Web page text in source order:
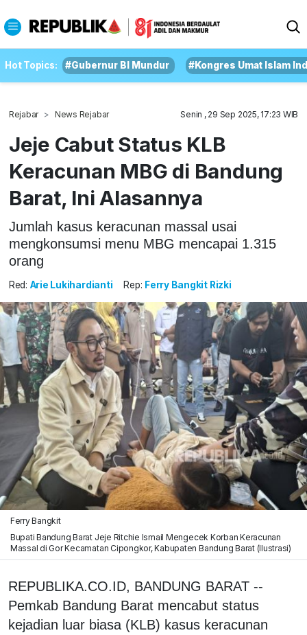
Hot Topics: #Gubernur BI Mundur #Kongres Umat Islam
Rejabar News Rejabar Senin , 29 Sep 2025, 17:23 WIB
Jeje Cabut Status KLB
Keracunan MBG di Bandung
Barat, Ini Alasannya
Jumlah kasus keracunan massal usai
mengkonsumsi menu MBG mencapai 1.315
orang
Red: Arie Lukihardianti Rep: Ferry Bangkit Rizki
Ferry Bangkit
Bupati Bandung Barat Jeje Ritchie Ismail Mengecek Korban Keracunan
Massal di Gor Kecamatan Cipongkor, Kabupaten Bandung Barat (Ilustrasi)
REPUBLIKA.CO.ID, BANDUNG BARAT --
Pemkab Bandung Barat mencabut status
kejadian luar biasa (KLB) kasus keracunan